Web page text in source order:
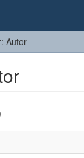
Autor